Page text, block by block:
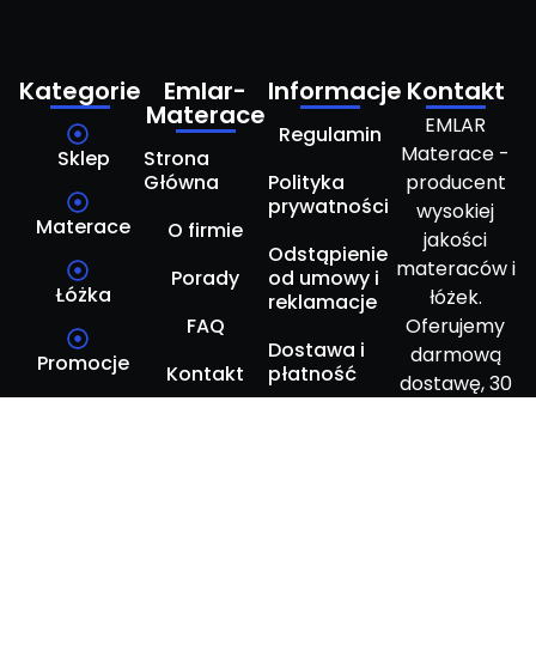
Kategorie
Sklep
Materace
Łóżka
Promocje
Emlar-
Materace
Strona
Główna
O firmie
Porady
FAQ
Kontakt
Informacje
Regulamin
Polityka
prywatności
Odstąpienie
od umowy i
reklamacje
Dostawa i
płatność
Kontakt
EMLAR
Materace -
producent
wysokiej
jakości
materaców i
łóżek.
Oferujemy
darmową
dostawę, 30